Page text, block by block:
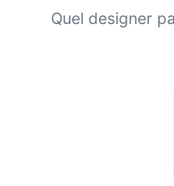
Quel designer